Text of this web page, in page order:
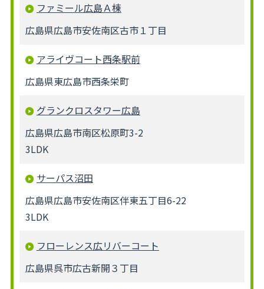
ファミール広島Ａ棟
広島県広島市安佐南区古市１丁目
アライヴコート西条駅前
広島県東広島市西条栄町
グランクロスタワー広島
広島県広島市南区松原町3-2
3LDK
サーパス沼田
広島県広島市安佐南区伴東五丁目6-22
3LDK
フローレンス広リバーコート
広島県呉市広古新開３丁目